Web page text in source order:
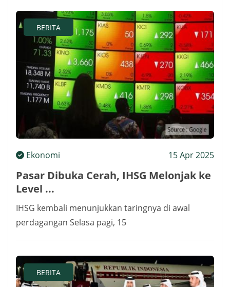
BERITA
Ekonomi 15 Apr 2025
Pasar Dibuka Cerah, IHSG Melonjak ke
Level ...
IHSG kembali menunjukkan taringnya di awal
perdagangan Selasa pagi, 15
BERITA